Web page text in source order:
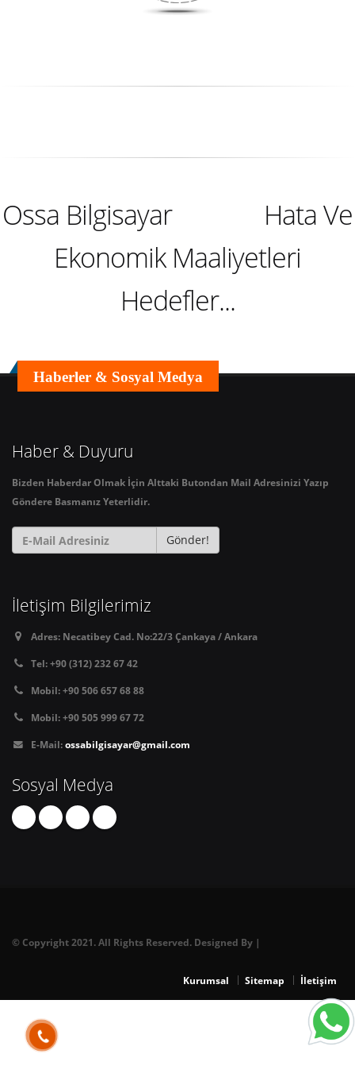
Ossa Bilgisayar
Hata Ve
Ekonomik Maaliyetleri
Hedefler...
Haberler & Sosyal Medya
Haber & Duyuru
Bizden Haberdar Olmak İçin Alttaki Butondan Mail Adresinizi Yazıp
Göndere Basmanız Yeterlidir.
Gönder!
İletişim Bilgilerimiz
Adres: Necatibey Cad. No:22/3 Çankaya / Ankara
Tel:+90 (312) 232 67 42
Mobil:+90 506 657 68 88
Mobil:+90 505 999 67 72
E-Mail:ossabilgisayar@gmail.com
Sosyal Medya
© Copyright 2021. All Rights Reserved. Designed By |
Kurumsal Sitemap İletişim